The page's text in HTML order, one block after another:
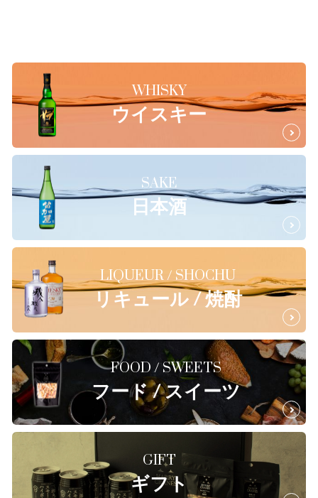
WHISKY
ウイスキー
SAKE
日本酒
LIQUEUR / SHOCHU
リキュール / 焼酎
FOOD / SWEETS
フード / スイーツ
GIFT
ギフト